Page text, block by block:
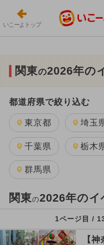
いこーよトップ
関東の2026年の
都道府県で絞り込む
東京都 埼玉
千葉県 栃木
群馬県
関東の2026年のイ
1ページ目 /
【